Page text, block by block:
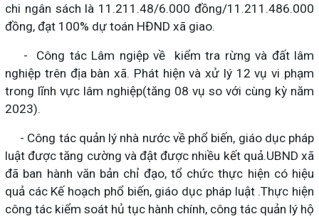
chi ngân sách là 11.211.48/6.000 đồng/11.211.486.000
đồng, đạt 100% dự toán HĐND xã giao.
- Công tác Lâm ngiệp về kiểm tra rừng và đất lâm
nghiệp trên địa bàn xã. Phát hiện và xử lý 12 vụ vi phạm
trong lĩnh vực lâm nghiệp(tăng 08 vụ so với cùng kỳ năm
2023).
- Công tác quản lý nhà nước về phổ biến, giáo dục pháp
luật được tăng cường và đật được nhiều kết quả.UBND xã
đã ban hành văn bản chỉ đạo, tổ chức thực hiện có hiệu
quả các Kế hoạch phổ biến, giáo dục pháp luật .Thực hiện
công tác kiểm soát hủ tục hành chính, công tác quản lý hộ